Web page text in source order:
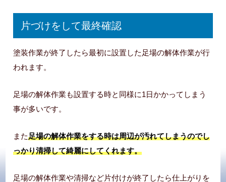
片づけをして最終確認
塗装作業が終了したら最初に設置した足場の解体作業が行
われます。
足場の解体作業も設置する時と同様に1日かかってしまう
事が多いです。
また足場の解体作業をする時は周辺が汚れてしまうのでし
っかり清掃して綺麗にしてくれます。
足場の解体作業や清掃など片付けが終了したら仕上がりを